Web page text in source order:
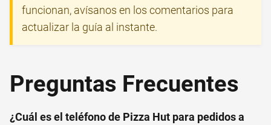
funcionan, avísanos en los comentarios para
actualizar la guía al instante.
Preguntas Frecuentes
¿Cuál es el teléfono de Pizza Hut para pedidos a